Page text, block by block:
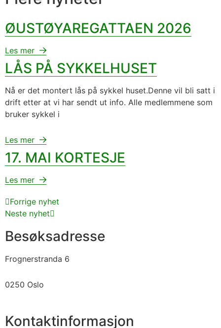
ØUSTØYAREGATTAEN 2026
Les mer
LÅS PÅ SYKKELHUSET
Nå er det montert lås på sykkel huset.Denne vil bli satt i
drift etter at vi har sendt ut info. Alle medlemmene som
bruker sykkel i
Les mer
17. MAI KORTESJE
Les mer
Forrige nyhet
Neste nyhet
Besøksadresse
Frognerstranda 6
0250 Oslo
Kontaktinformasjon